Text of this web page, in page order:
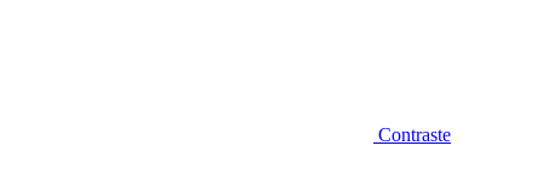
Contraste